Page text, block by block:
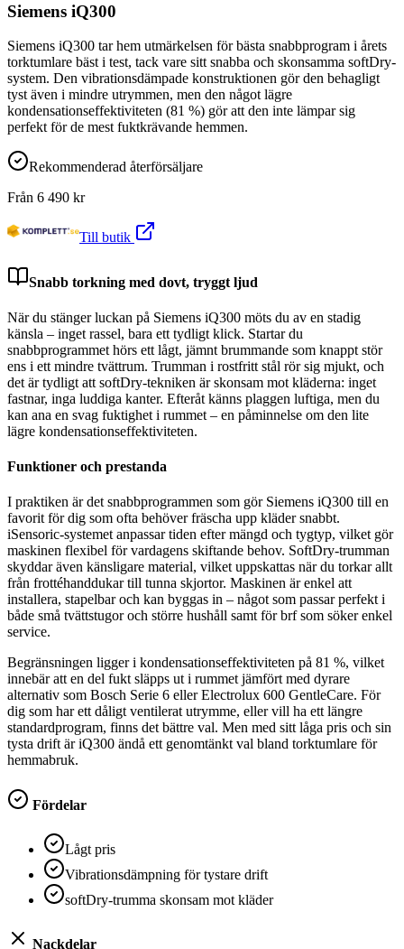
Siemens iQ300
Siemens iQ300 tar hem utmärkelsen för bästa snabbprogram i årets
torktumlare bäst i test, tack vare sitt snabba och skonsamma softDry-
system. Den vibrationsdämpade konstruktionen gör den behagligt
tyst även i mindre utrymmen, men den något lägre
kondensationseffektiviteten (81 %) gör att den inte lämpar sig
perfekt för de mest fuktkrävande hemmen.
Rekommenderad återförsäljare
Från 6 490 kr
Till butik
Snabb torkning med dovt, tryggt ljud
När du stänger luckan på Siemens iQ300 möts du av en stadig
känsla – inget rassel, bara ett tydligt klick. Startar du
snabbprogrammet hörs ett lågt, jämnt brummande som knappt stör
ens i ett mindre tvättrum. Trumman i rostfritt stål rör sig mjukt, och
det är tydligt att softDry-tekniken är skonsam mot kläderna: inget
fastnar, inga luddiga kanter. Efteråt känns plaggen luftiga, men du
kan ana en svag fuktighet i rummet – en påminnelse om den lite
lägre kondensationseffektiviteten.
Funktioner och prestanda
I praktiken är det snabbprogrammen som gör Siemens iQ300 till en
favorit för dig som ofta behöver fräscha upp kläder snabbt.
iSensoric-systemet anpassar tiden efter mängd och tygtyp, vilket gör
maskinen flexibel för vardagens skiftande behov. SoftDry-trumman
skyddar även känsligare material, vilket uppskattas när du torkar allt
från frottéhanddukar till tunna skjortor. Maskinen är enkel att
installera, stapelbar och kan byggas in – något som passar perfekt i
både små tvättstugor och större hushåll samt för brf som söker enkel
service.
Begränsningen ligger i kondensationseffektiviteten på 81 %, vilket
innebär att en del fukt släpps ut i rummet jämfört med dyrare
alternativ som Bosch Serie 6 eller Electrolux 600 GentleCare. För
dig som har ett dåligt ventilerat utrymme, eller vill ha ett längre
standardprogram, finns det bättre val. Men med sitt låga pris och sin
tysta drift är iQ300 ändå ett genomtänkt val bland torktumlare för
hemmabruk.
Fördelar
Lågt pris
Vibrationsdämpning för tystare drift
softDry-trumma skonsam mot kläder
Nackdelar